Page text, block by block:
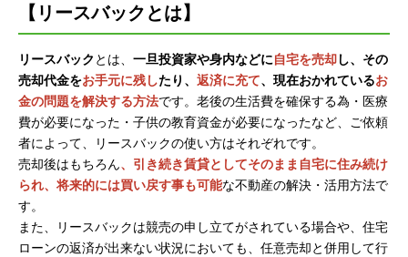
【リースバックとは】
リースバック とは、 一旦投資家や身内などに自宅を売却し、その
売却代金をお手元に残したり、 返済に充て、現在おかれているお
金の問題を解決する方法です。老後の生活費を確保する為・医療
費が必要になった・子供の教育資金が必要になったなど、ご依頼
者によって、リースバックの使い方はそれぞれです。
売却後はもちろん、引き続き賃貸としてそのまま自宅に住み続け
られ、将来的には買い戻す事も可能な不動産の解決・活用方法で
す。
また、リースバックは競売の申し立てがされている場合や、住宅
ローンの返済が出来ない状況においても、任意売却と併用して行